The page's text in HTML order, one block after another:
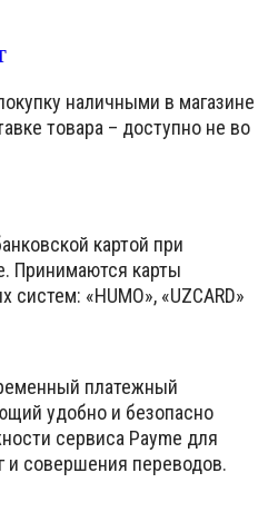
наличными в магазине
товара – доступно не во
картой при
Принимаются карты
«HUMO», «UZCARD»
платежный
удобно и безопасно
сервиса Payme для
и совершения переводов.